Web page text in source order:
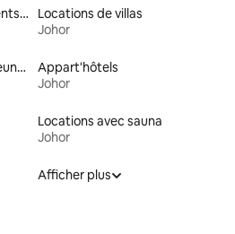
Résidences d'appartements en location
Locations de villas
Johor
Locations avec petit-déjeuner
Appart'hôtels
Johor
Locations avec sauna
Johor
Afficher plus